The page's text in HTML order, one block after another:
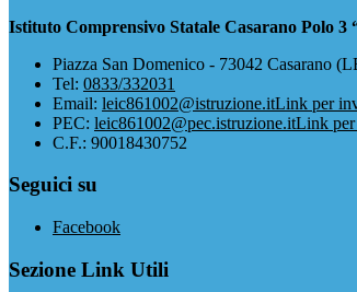
Istituto Comprensivo Statale Casarano Polo 3
Piazza San Domenico - 73042 Casarano
Tel: 0833/332031
Email: leic861002@istruzione.itLink per
PEC: leic861002@pec.istruzione.itLink per
C.F.: 90018430752
Seguici su
Facebook
Sezione Link Utili